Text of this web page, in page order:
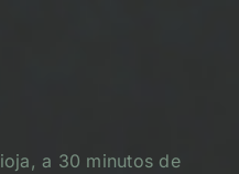
a 30 minutos de